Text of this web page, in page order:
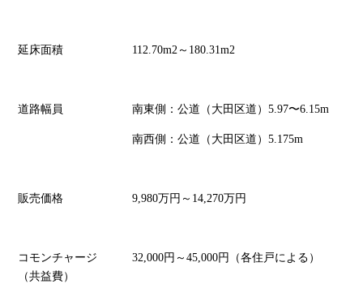
延床面積 112.70m2～180.31m2
道路幅員 南東側：公道（大田区道）5.97〜6.15m
南西側：公道（大田区道）5.175m
販売価格 9,980万円～14,270万円
コモンチャージ
（共益費）
32,000円～45,000円（各住戸による）